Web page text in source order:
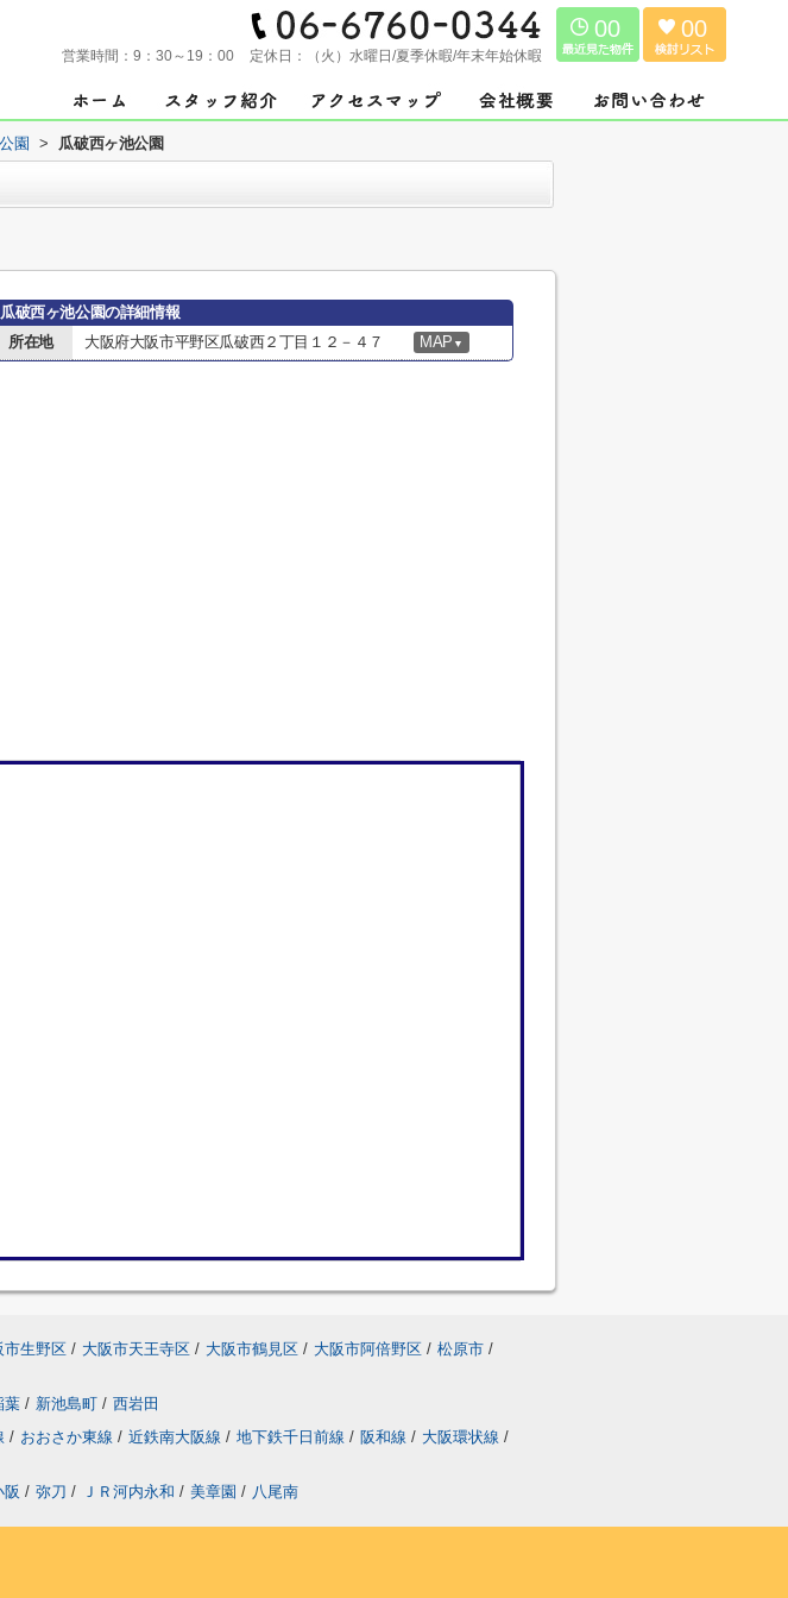
営業時間： 9：30～19：00 定休日： （火）水曜日/夏季休暇/年末年始休暇
00 00
園 > 瓜破西ヶ池公園
瓜破西ヶ池公園の詳細情報
所在地
大阪府大阪市平野区瓜破西２丁目１２－４７ MAP ▼
市生野区 / 大阪市天王寺区 / 大阪市鶴見区 / 大阪市阿倍野区 / 松原市 /
葉 / 新池島町 / 西岩田
/ おおさか東線 / 近鉄南大阪線 / 地下鉄千日前線 / 阪和線 / 大阪環状線 /
阪 / 弥刀 / ＪＲ河内永和 / 美章園 / 八尾南